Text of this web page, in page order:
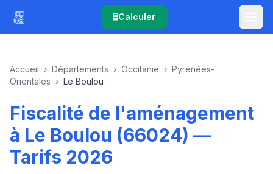
Calculer
Accueil › Départements › Occitanie › Pyrénées-
Orientales › Le Boulou
Fiscalité de l'aménagement
à Le Boulou (66024) —
Tarifs 2026